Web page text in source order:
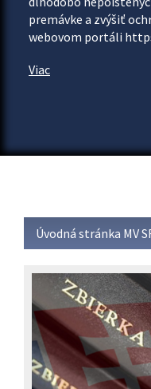
premávke a zvýšiť
webovom portáli
Viac
Úvodná stránka MV